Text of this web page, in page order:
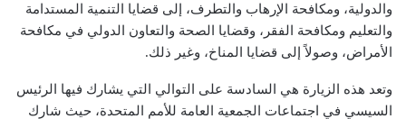
والدولية، ومكافحة الإرهاب والتطرف، إلى قضايا التنمية المستدامة
والتعليم ومكافحة الفقر، وقضايا الصحة والتعاون الدولي في مكافحة
الأمراض، وصولاً إلى قضايا المناخ، وغير ذلك.
وتعد هذه الزيارة هي السادسة على التوالي التي يشارك فيها الرئيس
السيسي في اجتماعات الجمعية العامة للأمم المتحدة، حيث شارك